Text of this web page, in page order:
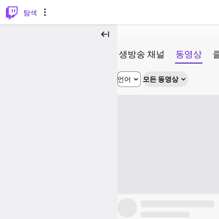
탐색
생방송 채널 동영상
언어 모든 동영상